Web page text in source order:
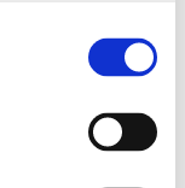
il rispetto della
"Perché è
antiche e di